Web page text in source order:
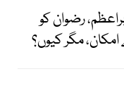
رضوان کو
مگر کیوں؟